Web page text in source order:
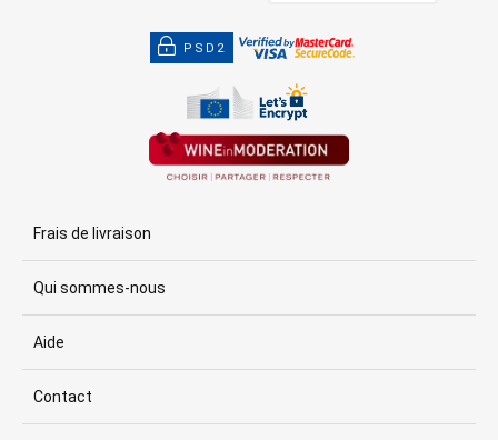
PSD2
Frais de livraison
Qui sommes-nous
Aide
Contact